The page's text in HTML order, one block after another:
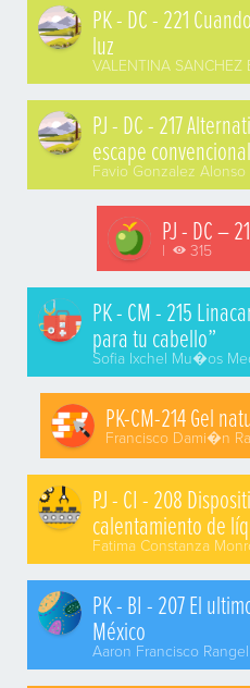
PK - DC - 221
luz
VALENTINA SANCHEZ
PJ - DC - 217
escape
Favio Gonzalez Alonso
PJ - DC –
| 315
PK - CM - 215
para tu cabello”
Sofia Ixchel Mu�os
PK-CM-214 Gel
Francisco Dami�n
PJ - CI - 208
calentamiento de
Fatima Constanza
PK - BI - 207 El
México
Aaron Francisco